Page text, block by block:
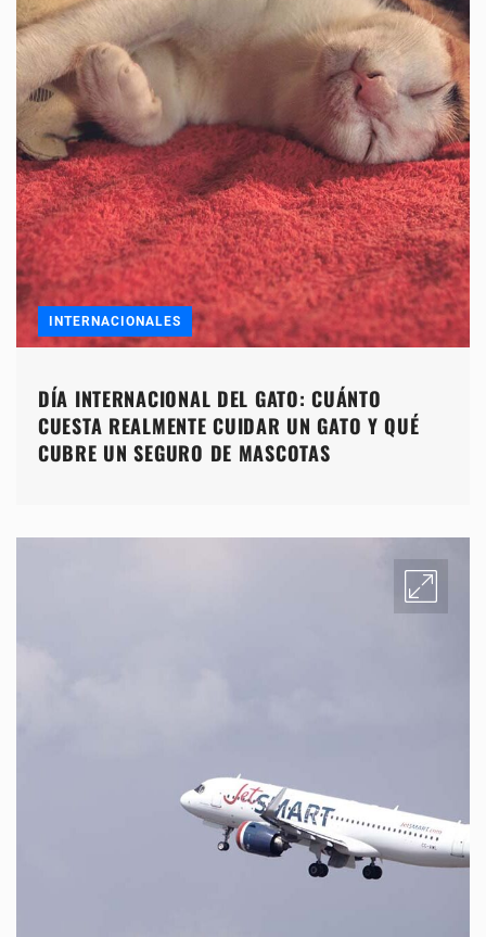
INTERNACIONALES
DÍA INTERNACIONAL DEL GATO: CUÁNTO
CUESTA REALMENTE CUIDAR UN GATO Y QUÉ
CUBRE UN SEGURO DE MASCOTAS